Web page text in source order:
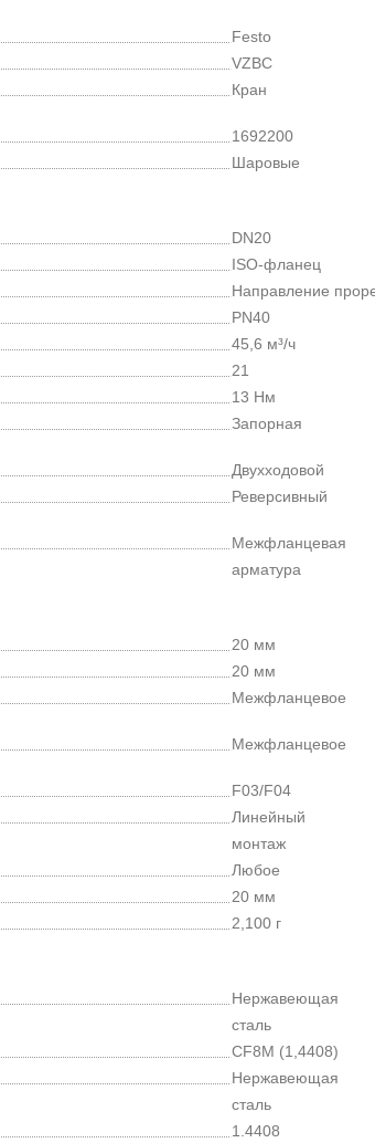
Festo
VZBC
Кран
1692200
Шаровые
DN20
ISO-фланец
Направление
PN40
45,6 м³/ч
21
13 Нм
Запорная
Двухходовой
Реверсивный
Межфланцевая
арматура
20 мм
20 мм
Межфланцевое
Межфланцевое
F03/F04
Линейный
монтаж
Любое
20 мм
2,100 г
Нержавеющая
сталь
CF8M (1,4408)
Нержавеющая
сталь
1.4408